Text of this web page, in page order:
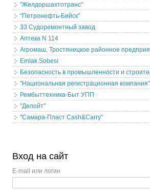
"Желдоршахтотранс"
"Петронефть-Бийск"
33 Судоремонтный завод
Аптека N 114
Агромаш, Тростянецкое районное
Emlak Sobesi
Безопасность в промышленности и
"Национальная регистрационная
Рембыттехника-Быт УПП
"Делойт"
"Самара-Пласт Cash&Carry"
Вход на сайт
E-mail или логин